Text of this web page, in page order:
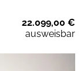
22.099,00 €
ausweisbar